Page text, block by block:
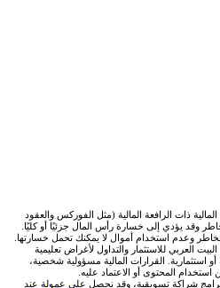
ذات الرافعة المالية (مثل الفوركس والعقود
وقد يؤدي إلى خسارة رأس المال جزئيًا أو كليًا.
وعدم استخدام أموال لا يمكنك تحمل خسارتها.
العربي للاستثمار والتداول لأغراض تعليمية
استثمارية. القرارات المالية مسؤولية شخصية،
المحتوى أو الاعتماد عليه.
شراكة تسويقية، وقد نحصل على عمولة عند